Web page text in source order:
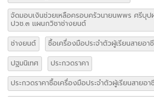
จัดมอบเงินช่วยเหลือครอบครัวนายนพพร ศรีบุป
ปวช.๓ แผนกวิชาช่างยนต์
ช่างยนต์
ซื้อเครื่องมือประจำตัวผู้เรียนสายอา
ปฐมนิเทศ
ประกวดราคา
ประกวดราคาซื้อเครื่องมือประจำตัวผู้เรียนสายอ